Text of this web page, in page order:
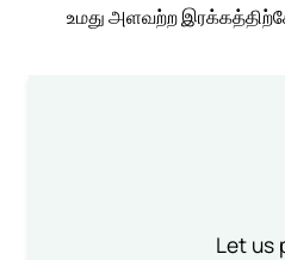
உமது அளவற்ற
Let us